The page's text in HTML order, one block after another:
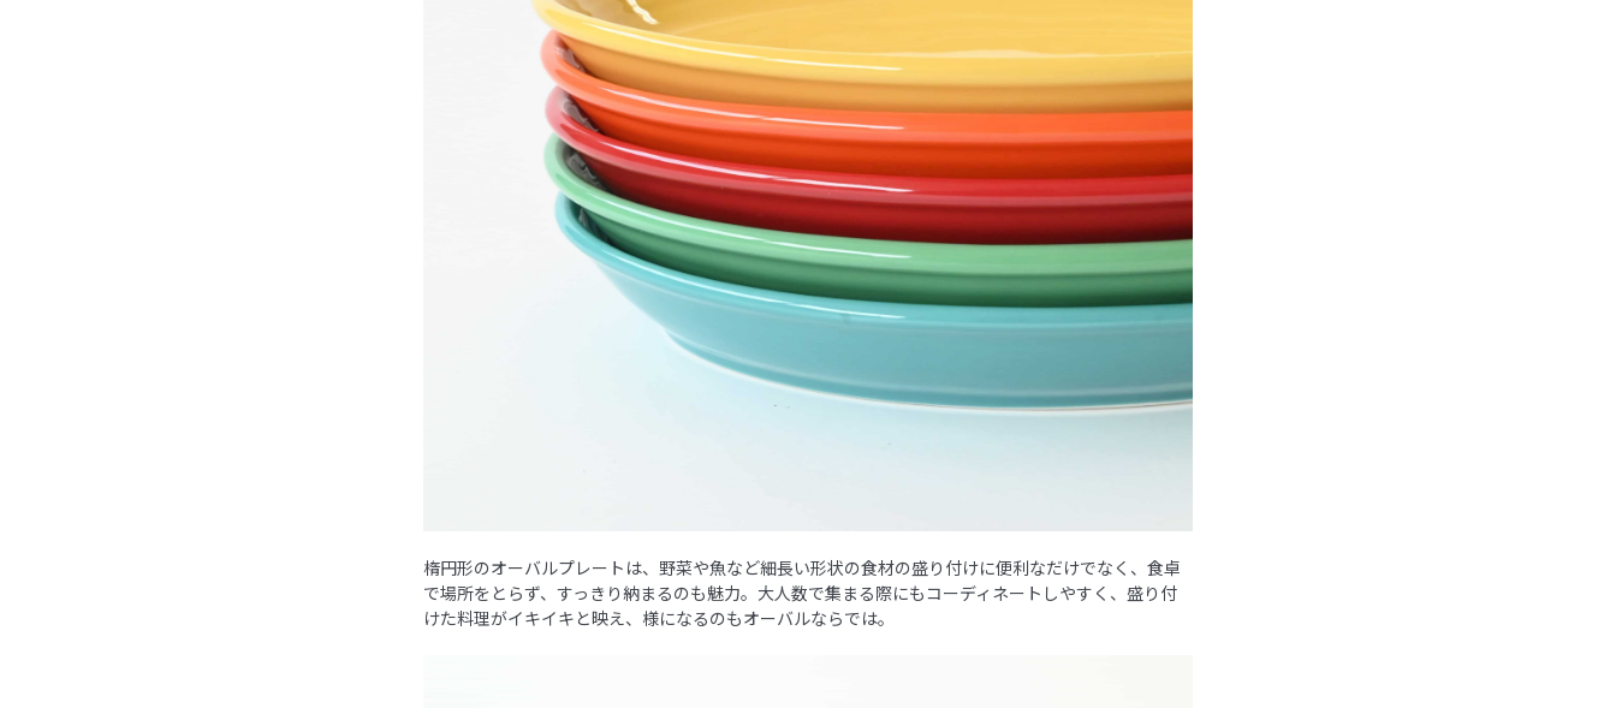
楕円形のオーバルプレートは、野菜や魚など細長い形状の食材の盛り付けに便利なだけでなく、食卓
で場所をとらず、すっきり納まるのも魅力。大人数で集まる際にもコーディネートしやすく、盛り付
けた料理がイキイキと映え、様になるのもオーバルならでは。